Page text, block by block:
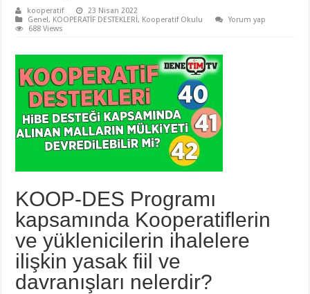
kooperatif
23 Nisan 2022
Genel, KOOPERATİF DESTEKLERİ, Kooperatif Okulu
Yorum yap
688 Views
KOOP-DES Programı
kapsamında Kooperatiflerin
ve yüklenicilerin ihalelere
ilişkin yasak fiil ve
davranışları nelerdir?